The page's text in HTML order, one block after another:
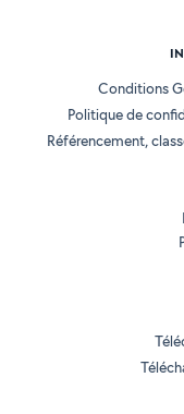
Conditions
Politique de
Référencement,